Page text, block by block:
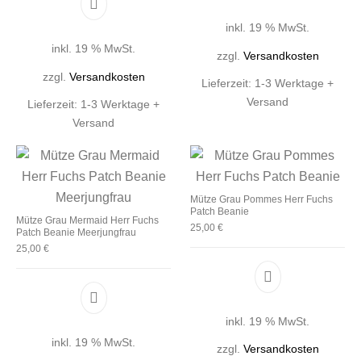
inkl. 19 % MwSt.
zzgl. Versandkosten
Lieferzeit: 1-3 Werktage +
Versand
inkl. 19 % MwSt.
zzgl. Versandkosten
Lieferzeit: 1-3 Werktage +
Versand
Mütze Grau Mermaid Herr Fuchs
Patch Beanie Meerjungfrau
25,00 €
inkl. 19 % MwSt.
Mütze Grau Pommes Herr Fuchs
Patch Beanie
25,00 €
inkl. 19 % MwSt.
zzgl. Versandkosten